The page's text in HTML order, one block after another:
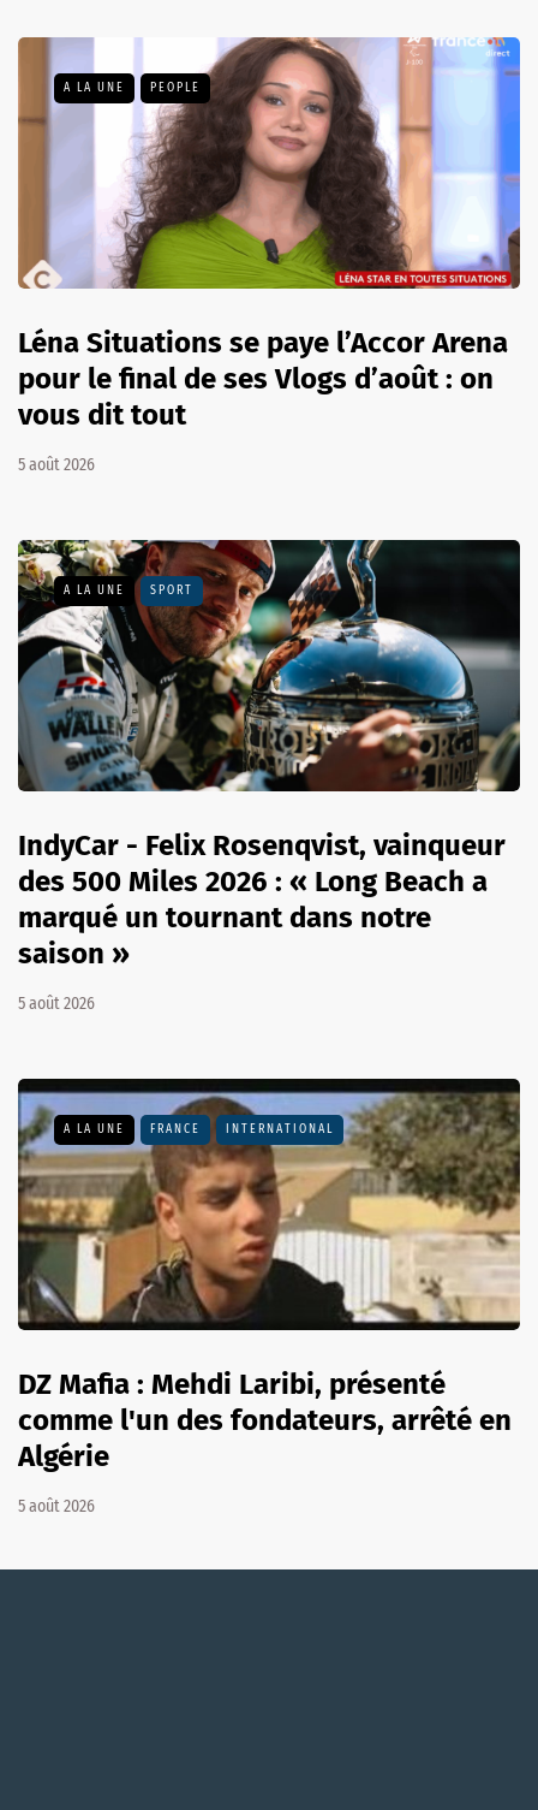
A LA UNE PEOPLE
Léna Situations se paye l’Accor Arena
pour le final de ses Vlogs d’août : on
vous dit tout
5 août 2026
A LA UNE SPORT
IndyCar - Felix Rosenqvist, vainqueur
des 500 Miles 2026 : « Long Beach a
marqué un tournant dans notre
saison »
5 août 2026
A LA UNE FRANCE INTERNATIONAL
DZ Mafia : Mehdi Laribi, présenté
comme l'un des fondateurs, arrêté en
Algérie
5 août 2026